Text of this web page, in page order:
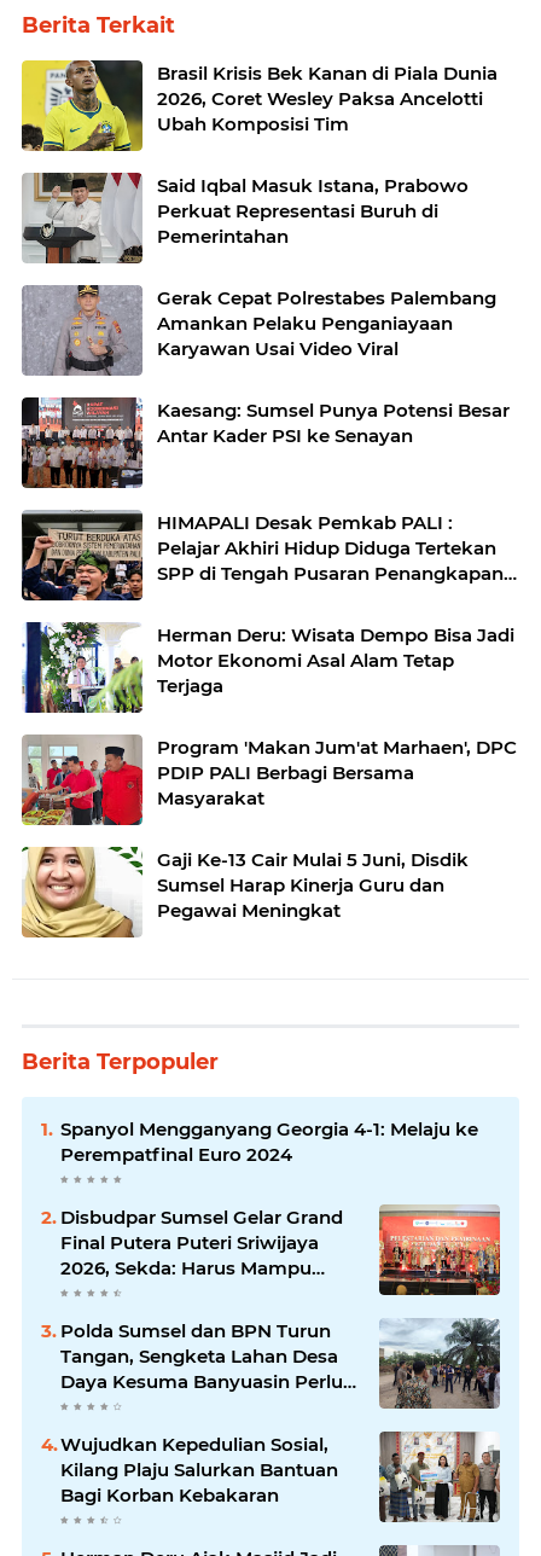
Berita Terkait
Brasil Krisis Bek Kanan di Piala Dunia
2026, Coret Wesley Paksa Ancelotti
Ubah Komposisi Tim
Said Iqbal Masuk Istana, Prabowo
Perkuat Representasi Buruh di
Pemerintahan
Gerak Cepat Polrestabes Palembang
Amankan Pelaku Penganiayaan
Karyawan Usai Video Viral
Kaesang: Sumsel Punya Potensi Besar
Antar Kader PSI ke Senayan
HIMAPALI Desak Pemkab PALI :
Pelajar Akhiri Hidup Diduga Tertekan
SPP di Tengah Pusaran Penangkapan
Beasiswa yang Mati Suri
Herman Deru: Wisata Dempo Bisa Jadi
Motor Ekonomi Asal Alam Tetap
Terjaga
Program 'Makan Jum'at Marhaen', DPC
PDIP PALI Berbagi Bersama
Masyarakat
Gaji Ke-13 Cair Mulai 5 Juni, Disdik
Sumsel Harap Kinerja Guru dan
Pegawai Meningkat
Berita Terpopuler
Spanyol Mengganyang Georgia 4-1: Melaju ke
Perempatfinal Euro 2024
Disbudpar Sumsel Gelar Grand
Final Putera Puteri Sriwijaya
2026, Sekda: Harus Mampu
Bawa Sumsel Go Internasional
Polda Sumsel dan BPN Turun
Tangan, Sengketa Lahan Desa
Daya Kesuma Banyuasin Perlu
Kepastian Hukum
Wujudkan Kepedulian Sosial,
Kilang Plaju Salurkan Bantuan
Bagi Korban Kebakaran